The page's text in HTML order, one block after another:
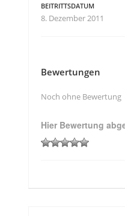
BEITRITTSDATUM
8. Dezember 2011
Bewertungen
Noch ohne Bewertung
Hier Bewertung